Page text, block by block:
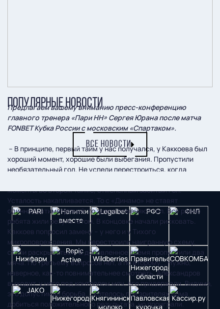
Предлагаем вашему вниманию пресс-конференцию
главного тренера «Пари НН» Сергея Юрана после матча
FONBET Кубка России с московским «Спартаком».
– В принципе, первый тайм у нас получался, у Каккоева был
хороший момент, хорошие были выбегания. Пропустили
необязательный гол. Не успели перестроиться, когда
моменты во втором тайме, отмененный забитый гол.
Усталость накапливается. То с «Динамо» не ставят
одиннадцатиметровый, то здесь отменяют гол. Все равно
ребята жили результатом. В концовке начали рисковать.
Каккоев попросил замену – у него и у Тихого
микроповреждения. Мы перестроили наигранную схему,
стали раскрываться. В добавленное время пропустили два
мяча. По третьему вопросов нет, а по второму... Нужно,
наверное, как-то повнимательнее смотреть. Александров
выходит, у него под контролем мяч, его придержали. Видимо,
это допустимая борьба... Хотелось при зрителях дома
добиться положительного результата, но проиграли.
ПОПУЛЯРНЫЕ НОВОСТИ
ВСЕ НОВОСТИ